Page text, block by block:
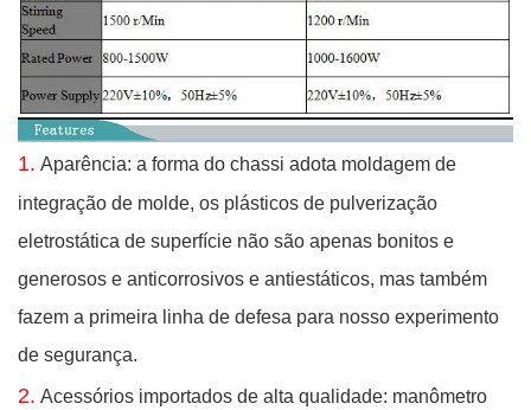
1. Aparência: a forma do chassi adota moldagem de
integração de molde, os plásticos de pulverização
eletrostática de superfície não são apenas bonitos e
generosos e anticorrosivos e antiestáticos, mas também
fazem a primeira linha de defesa para nosso experimento
de segurança.
2. Acessórios importados de alta qualidade: manômetro